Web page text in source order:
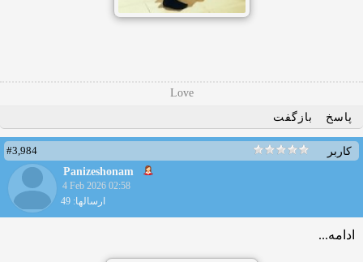
Love
پاسخ
بازگفت
کاربر
#3,984
Panizeshonam
4 Feb 2026 02:58
ارسالها: 49
ادامه...